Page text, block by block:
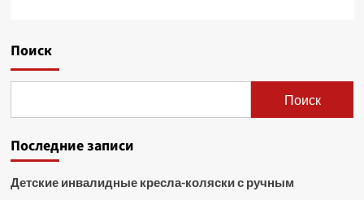
Поиск
Поиск
Последние записи
Детские инвалидные кресла-коляски с ручным